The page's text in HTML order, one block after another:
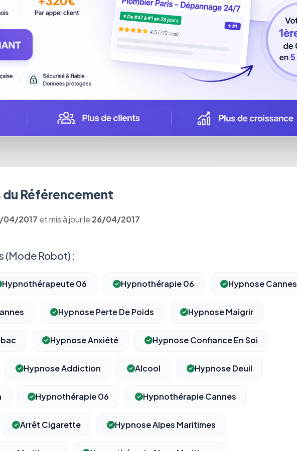
Référencement
04/2017 et mis à jour le 26/04/2017.
Robot) :
Hypnothérapeute 06 Hypnothérapie 06 Hypnose Cannes
Hypnose Perte De Poids Hypnose Maigrir
Hypnose Anxiété Hypnose Confiance En Soi
Hypnose Addiction Alcool Hypnose Deuil
Hypnothérapie 06 Hypnothérapie Cannes
Arrêt Cigarette Hypnose Alpes Maritimes